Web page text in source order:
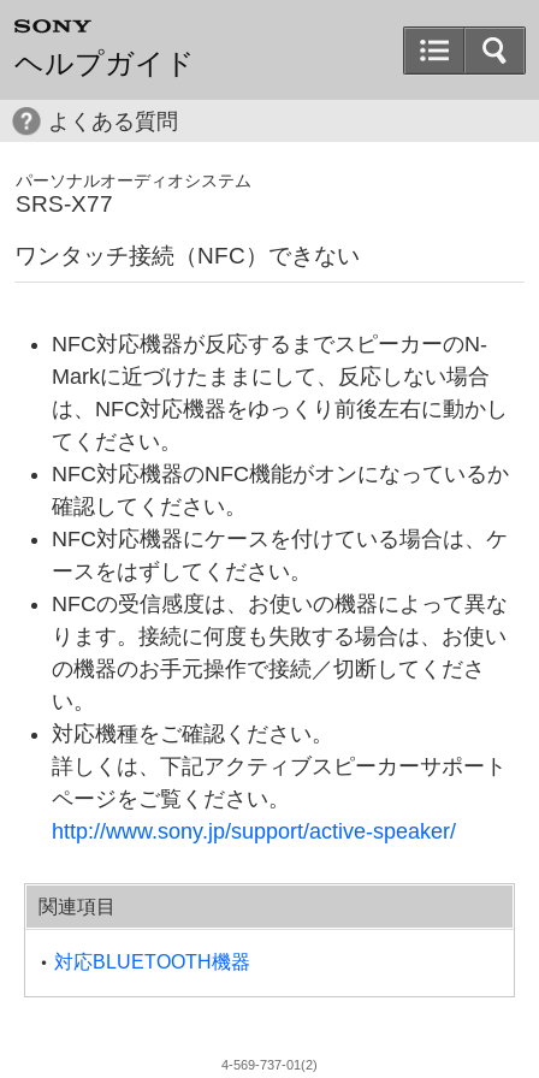
ヘルプガイド
よくある質問
パーソナルオーディオシステム
SRS-X77
ワンタッチ接続（NFC）できない
NFC対応機器が反応するまでスピーカーのN-
Markに近づけたままにして、反応しない場合
は、NFC対応機器をゆっくり前後左右に動かし
てください。
NFC対応機器のNFC機能がオンになっているか
確認してください。
NFC対応機器にケースを付けている場合は、ケ
ースをはずしてください。
NFCの受信感度は、お使いの機器によって異な
ります。接続に何度も失敗する場合は、お使い
の機器のお手元操作で接続／切断してくださ
い。
対応機種をご確認ください。
詳しくは、下記アクティブスピーカーサポート
ページをご覧ください。
http://www.sony.jp/support/active-speaker/
関連項目
対応BLUETOOTH機器
4-569-737-01(2)